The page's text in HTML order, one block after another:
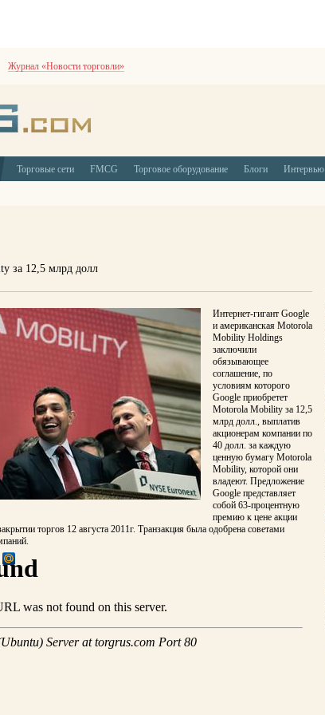
Журнал «Новости торговли»
Торговые сети FMCG Торговое оборудование Блоги Интервью
за 12,5 млрд долл
Интернет-гигант Google
и американская Motorola
Mobility Holdings
заключили
обязывающее
соглашение, по
условиям которого
Google приобретет
Motorola Mobility за 12,5
млрд долл., выплатив
акционерам компании по
40 долл. за каждую
ценную бумагу Motorola
Mobility, которой они
владеют. Предложение
Google представляет
собой 63-процентную
премию к цене акции
торгов 12 августа 2011г. Транзакция была одобрена советами